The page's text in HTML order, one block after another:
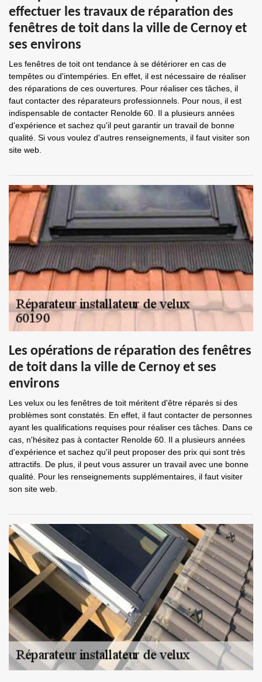
effectuer les travaux de réparation des
fenêtres de toit dans la ville de Cernoy et
ses environs
Les fenêtres de toit ont tendance à se détériorer en cas de
tempêtes ou d'intempéries. En effet, il est nécessaire de réaliser
des réparations de ces ouvertures. Pour réaliser ces tâches, il
faut contacter des réparateurs professionnels. Pour nous, il est
indispensable de contacter Renolde 60. Il a plusieurs années
d'expérience et sachez qu'il peut garantir un travail de bonne
qualité. Si vous voulez d'autres renseignements, il faut visiter son
site web.
Les opérations de réparation des fenêtres
de toit dans la ville de Cernoy et ses
environs
Les velux ou les fenêtres de toit méritent d'être réparés si des
problèmes sont constatés. En effet, il faut contacter de personnes
ayant les qualifications requises pour réaliser ces tâches. Dans ce
cas, n'hésitez pas à contacter Renolde 60. Il a plusieurs années
d'expérience et sachez qu'il peut proposer des prix qui sont très
attractifs. De plus, il peut vous assurer un travail avec une bonne
qualité. Pour les renseignements supplémentaires, il faut visiter
son site web.